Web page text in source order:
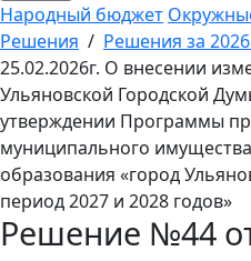
Народный бюджет
Решения / Решения за
25.02.2026г. О внесении
Ульяновской Городской
утверждении Программы
муниципального
образования «город
период 2027 и 2028 годов»
Решение №44